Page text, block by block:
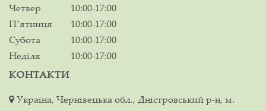
Четвер
10:00-17:00
Пʼятниця
10:00-17:00
Субота
10:00-17:00
Неділя
10:00-17:00
КОНТАКТИ
Україна, Чернівецька обл., Дністровський р-н, м.